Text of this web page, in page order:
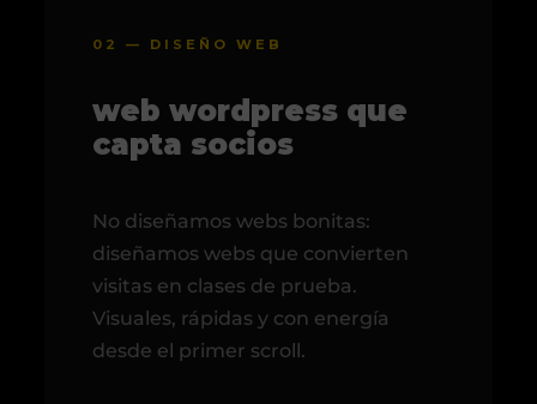
02 — DISEÑO WEB
web wordpress que
capta socios
No diseñamos webs bonitas:
diseñamos webs que convierten
visitas en clases de prueba.
Visuales, rápidas y con energía
desde el primer scroll.